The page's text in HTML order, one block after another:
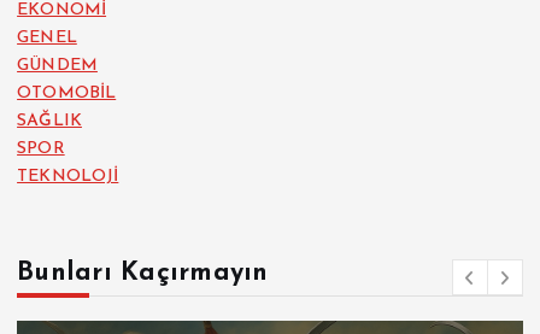
EKONOMİ
GENEL
GÜNDEM
OTOMOBİL
SAĞLIK
SPOR
TEKNOLOJİ
Bunları Kaçırmayın